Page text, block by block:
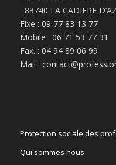
83740 LA CADIERE
Fixe : 09 77 83 13 77
Mobile : 06 71 53 77 31
Fax. : 04 94 89 06 99
Mail :
Protection sociale des
Qui sommes nous